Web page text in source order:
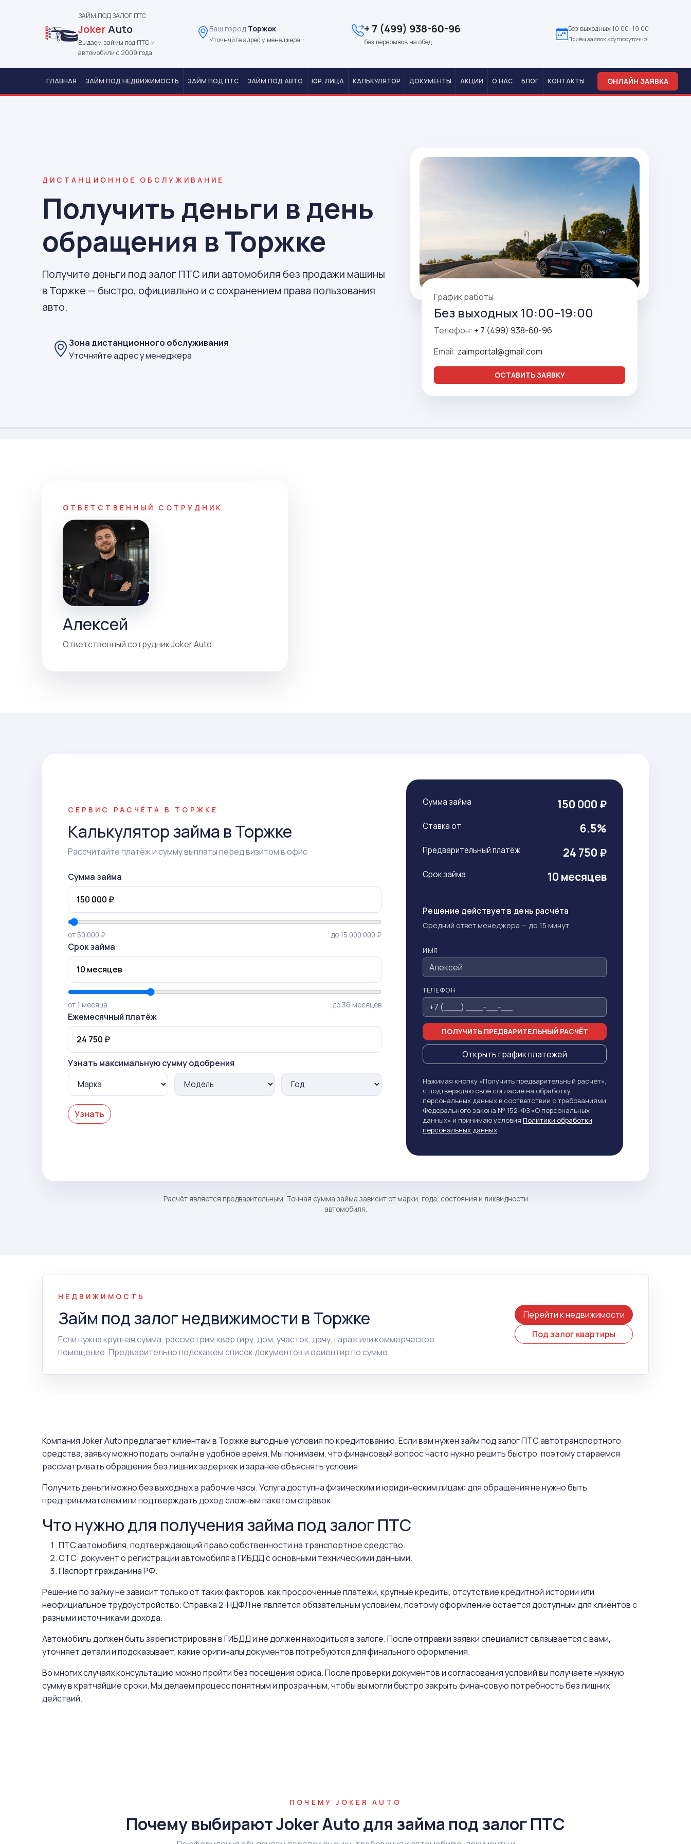
ЗАЙМ ПОД ЗАЛОГ ПТС
JokerAuto
Выдаем займы под ПТС и
автомобили с 2009 года
Ваш город:Торжок
Уточняйте адрес у менеджера
+ 7 (499) 938-60-96
без перерывов на обед
Без выходных 10:00–19:00
Приём заявок круглосуточно
ГЛАВНАЯ ЗАЙМ ПОД НЕДВИЖИМОСТЬ ЗАЙМ ПОД ПТС ЗАЙМ ПОД АВТО ЮР. ЛИЦА КАЛЬКУЛЯТОР ДОКУМЕНТЫ АКЦИИ О НАС БЛОГ КОНТАКТЫ ОНЛАЙН ЗАЯВКА
ДИСТАНЦИОННОЕ ОБСЛУЖИВАНИЕ
Получить деньги в день
обращения в Торжке
Получите деньги под залог ПТС или автомобиля без продажи машины
в Торжке — быстро, официально и с сохранением права пользования
авто.
Зона дистанционного обслуживания
Уточняйте адрес у менеджера
График работы
Без выходных 10:00–19:00
Телефон: + 7 (499) 938-60-96
Email: zaimportal@gmail.com
ОСТАВИТЬ ЗАЯВКУ
ОТВЕТСТВЕННЫЙ СОТРУДНИК
Алексей
Ответственный сотрудник Joker Auto
СЕРВИС РАСЧЁТА В ТОРЖКЕ
Калькулятор займа в Торжке
Рассчитайте платёж и сумму выплаты перед визитом в офис
Сумма займа
от 50 000 ₽ до 15 000 000 ₽
Срок займа
от 1 месяца до 36 месяцев
Ежемесячный платёж
Узнать максимальную сумму одобрения
Узнать
Сумма займа 150 000 ₽
Ставка от 6.5%
Предварительный платёж 24 750 ₽
Срок займа 10 месяцев
Решение действует в день расчёта
Средний ответ менеджера — до 15 минут
ИМЯ
ТЕЛЕФОН
ПОЛУЧИТЬ ПРЕДВАРИТЕЛЬНЫЙ РАСЧЁТ
Открыть график платежей
Нажимая кнопку «Получить предварительный расчёт»,
я подтверждаю своё согласие на обработку
персональных данных в соответствии с требованиями
Федерального закона № 152-ФЗ «О персональных
данных» и принимаю условия Политики обработки
персональных данных.
Расчёт является предварительным. Точная сумма займа зависит от марки, года, состояния и ликвидности
автомобиля.
НЕДВИЖИМОСТЬ
Займ под залог недвижимости в Торжке
Если нужна крупная сумма, рассмотрим квартиру, дом, участок, дачу, гараж или коммерческое
помещение. Предварительно подскажем список документов и ориентир по сумме.
Перейти к недвижимости
Под залог квартиры
Компания Joker Auto предлагает клиентам в Торжке выгодные условия по кредитованию. Если вам нужен займ под залог ПТС автотранспортного
средства, заявку можно подать онлайн в удобное время. Мы понимаем, что финансовый вопрос часто нужно решить быстро, поэтому стараемся
рассматривать обращения без лишних задержек и заранее объяснять условия.
Получить деньги можно без выходных в рабочие часы. Услуга доступна физическим и юридическим лицам: для обращения не нужно быть
предпринимателем или подтверждать доход сложным пакетом справок.
Что нужно для получения займа под залог ПТС
ПТС автомобиля, подтверждающий право собственности на транспортное средство.
СТС: документ о регистрации автомобиля в ГИБДД с основными техническими данными.
Паспорт гражданина РФ.
Решение по займу не зависит только от таких факторов, как просроченные платежи, крупные кредиты, отсутствие кредитной истории или
неофициальное трудоустройство. Справка 2-НДФЛ не является обязательным условием, поэтому оформление остается доступным для клиентов с
разными источниками дохода.
Автомобиль должен быть зарегистрирован в ГИБДД и не должен находиться в залоге. После отправки заявки специалист связывается с вами,
уточняет детали и подсказывает, какие оригиналы документов потребуются для финального оформления.
Во многих случаях консультацию можно пройти без посещения офиса. После проверки документов и согласования условий вы получаете нужную
сумму в кратчайшие сроки. Мы делаем процесс понятным и прозрачным, чтобы вы могли быстро закрыть финансовую потребность без лишних
действий.
ПОЧЕМУ JOKER AUTO
Почему выбирают Joker Auto для займа под залог ПТС